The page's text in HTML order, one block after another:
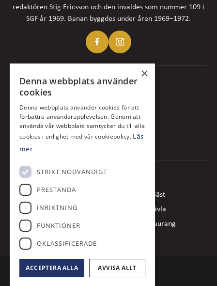
redaktören Stig Ericsson och den invaldes som nummer 109 i
SGF år 1969. Banan byggdes under åren 1969–1972.
KONTAKTA OSS
187 70 Täby
08- 510 232 61
receptionen@tabygk.se
Gäst
Täby Golfakademi
Tävla
Medlem
Restaurang
×
Denna webbplats använder
cookies
Denna webbplats använder cookies för att
förbättra användarupplevelsen. Genom att
använda vår webbplats samtycker du till alla
cookies i enlighet med vår cookiepolicy. Läs
mer
STRIKT NÖDVÄNDIGT
PRESTANDA
INRIKTNING
FUNKTIONER
OKLASSIFICERADE
ACCEPTERA ALLA AVVISA ALLT